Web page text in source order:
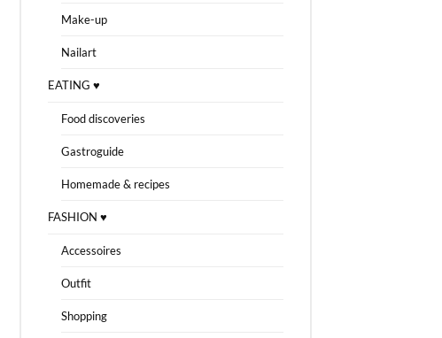
Make-up
Nailart
EATING ♥
Food discoveries
Gastroguide
Homemade & recipes
FASHION ♥
Accessoires
Outfit
Shopping